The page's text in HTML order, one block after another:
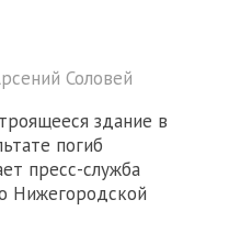
Соловей
здание в
погиб
пресс-служба
Нижегородской